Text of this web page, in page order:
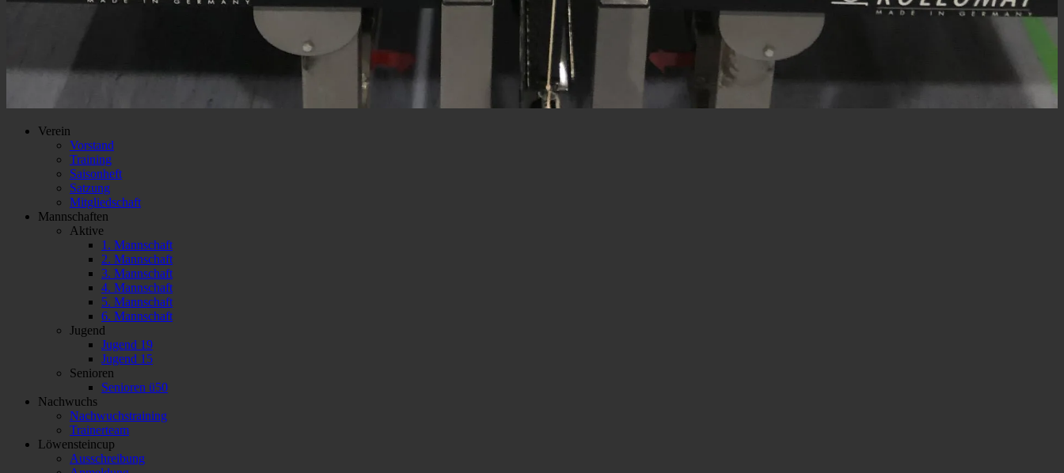
Verein
Vorstand
Training
Saisonheft
Satzung
Mitgliedschaft
Mannschaften
Aktive
1. Mannschaft
2. Mannschaft
3. Mannschaft
4. Mannschaft
5. Mannschaft
6. Mannschaft
Jugend
Jugend 19
Jugend 15
Senioren
Senioren ü50
Nachwuchs
Nachwuchstraining
Trainerteam
Löwensteincup
Ausschreibung